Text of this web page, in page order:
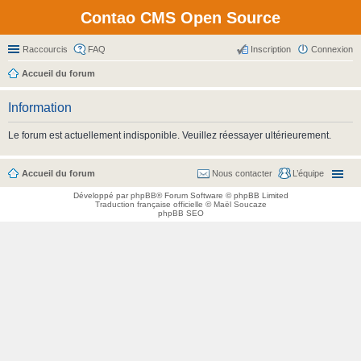
Contao CMS Open Source
Raccourcis FAQ Connexion
Inscription
Accueil du forum
Information
Le forum est actuellement indisponible. Veuillez réessayer ultérieurement.
Accueil du forum L’équipe
Nous contacter
Développé parphpBB® Forum Software © phpBB Limited
Traduction française officielle ©Maël Soucaze
phpBB SEO